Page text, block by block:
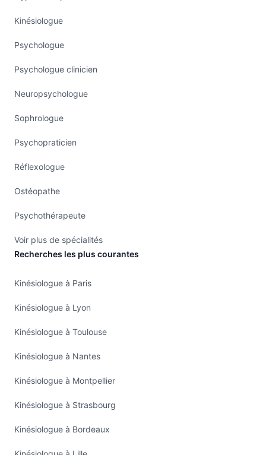
Kinésiologue
Psychologue
Psychologue clinicien
Neuropsychologue
Sophrologue
Psychopraticien
Réflexologue
Ostéopathe
Psychothérapeute
Voir plus de spécialités
Recherches les plus courantes
Kinésiologue à Paris
Kinésiologue à Lyon
Kinésiologue à Toulouse
Kinésiologue à Nantes
Kinésiologue à Montpellier
Kinésiologue à Strasbourg
Kinésiologue à Bordeaux